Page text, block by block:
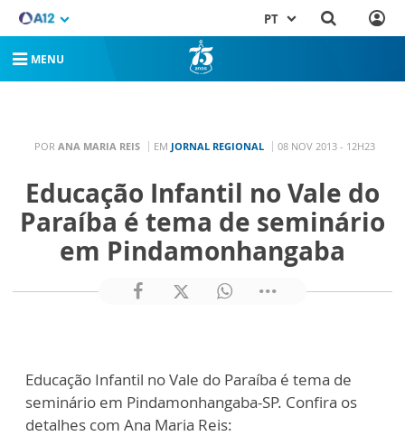
PT
MENU
POR ANA MARIA REIS EM JORNAL REGIONAL 08 NOV 2013 - 12H23
Educação Infantil no Vale do
Paraíba é tema de seminário
em Pindamonhangaba
Educação Infantil no Vale do Paraíba é tema de
seminário em Pindamonhangaba-SP. Confira os
detalhes com Ana Maria Reis: